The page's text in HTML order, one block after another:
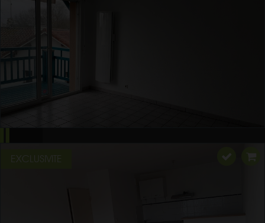
EXCLUSIVITE